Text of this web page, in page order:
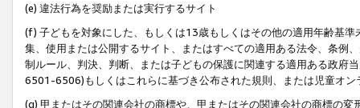
(e) 違法行為を奨励または実行するサイト
(f) 子どもを対象にした、もしくは13歳もしくはその他の適用年齢基
集、使用または公開するサイト、またはすべての適用ある法令、条例
制ルール、判決、判断、または子どもの保護に関連する適用ある政府
6501-6506)もしくはこれらに基づき公布された規則、または児童オン
(g) 甲またはその関連会社の商標や、甲またはその関連会社の商標の